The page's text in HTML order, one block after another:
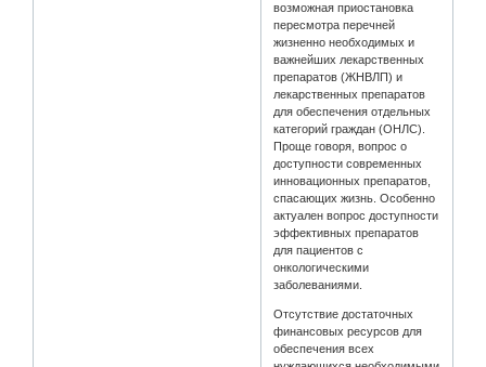
возможная приостановка
пересмотра перечней
жизненно необходимых и
важнейших лекарственных
препаратов (ЖНВЛП) и
лекарственных препаратов
для обеспечения отдельных
категорий граждан (ОНЛС).
Проще говоря, вопрос о
доступности современных
инновационных препаратов,
спасающих жизнь. Особенно
актуален вопрос доступности
эффективных препаратов
для пациентов с
онкологическими
заболеваниями.
Отсутствие достаточных
финансовых ресурсов для
обеспечения всех